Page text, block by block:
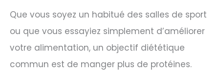
Que vous soyez un habitué des salles de sport
ou que vous essayiez simplement d’améliorer
votre alimentation, un objectif diététique
commun est de manger plus de protéines.